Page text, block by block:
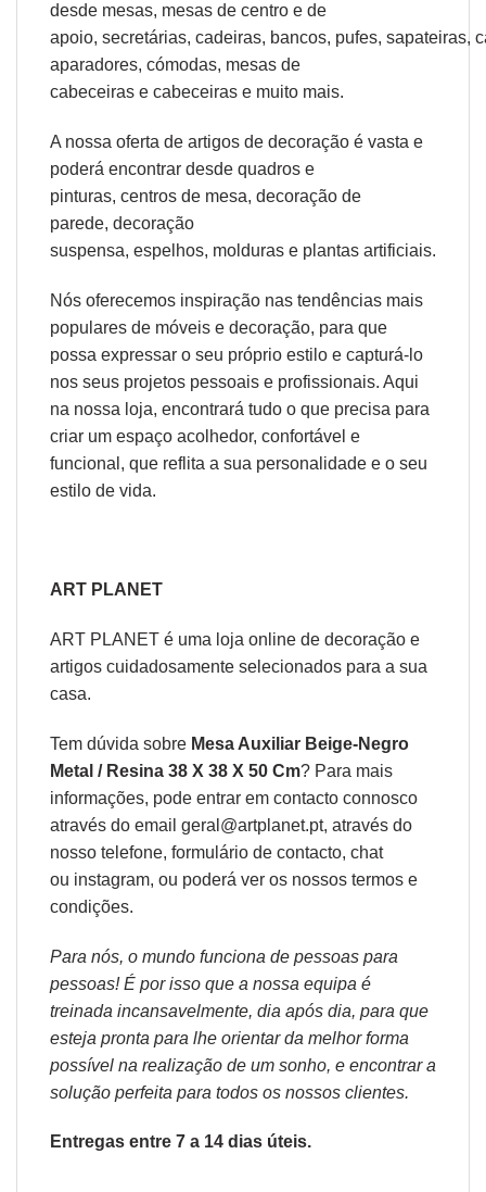
desde mesas, mesas de centro e de
apoio, secretárias, cadeiras, bancos, pufes, sapateiras,
aparadores, cómodas, mesas de
cabeceiras e cabeceiras e muito mais.
A nossa oferta de artigos de decoração é vasta e
poderá encontrar desde quadros e
pinturas, centros de mesa, decoração de
parede, decoração
suspensa, espelhos, molduras e plantas artificiais.
Nós oferecemos inspiração nas tendências mais
populares de móveis e decoração, para que
possa expressar o seu próprio estilo e capturá-lo
nos seus projetos pessoais e profissionais. Aqui
na nossa loja, encontrará tudo o que precisa para
criar um espaço acolhedor, confortável e
funcional, que reflita a sua personalidade e o seu
estilo de vida.
ART PLANET
ART PLANET é uma loja online de decoração e
artigos cuidadosamente selecionados para a sua
casa.
Tem dúvida sobre Mesa Auxiliar Beige-Negro
Metal / Resina 38 X 38 X 50 Cm? Para mais
informações, pode entrar em contacto connosco
através do email geral@artplanet.pt, através do
nosso telefone, formulário de contacto, chat
ou instagram, ou poderá ver os nossos termos e
condições.
Para nós, o mundo funciona de pessoas para
pessoas! É por isso que a nossa equipa é
treinada incansavelmente, dia após dia, para que
esteja pronta para lhe orientar da melhor forma
possível na realização de um sonho, e encontrar a
solução perfeita para todos os nossos clientes.
Entregas entre 7 a 14 dias úteis.